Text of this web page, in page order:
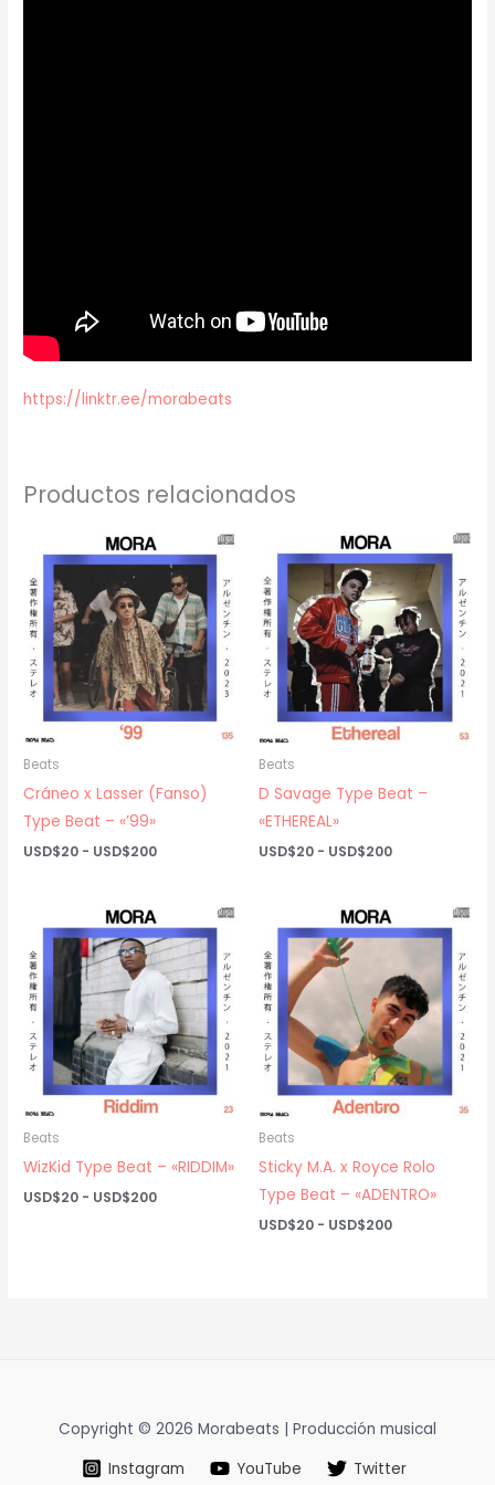
https://linktr.ee/morabeats
Productos relacionados
Beats
Cráneo x Lasser (Fanso)
Type Beat – «’99»
USD$20 - USD$200Rango
USD$20
hasta
USD$200
Beats
D Savage Type Beat –
«ETHEREAL»
USD$20 - USD$200Rango
USD$20
hasta
Beats
WizKid Type Beat – «RIDDIM»
USD$20 - USD$200Rango
Beats
Sticky M.A. x Royce Rolo
Type Beat – «ADENTRO»
USD$20 - USD$200Rango
Copyright © 2026 Morabeats | Producción musical
Instagram
YouTube Twitter